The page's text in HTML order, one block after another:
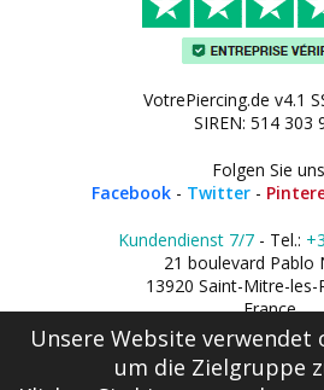
VotrePiercing.de v4.1
SIREN: 514 303
Folgen Sie
Facebook - Twitter -
Kundendienst 7/7- Tel.:
21 boulevard Pablo
13920 Saint-Mitre-les-
France
Unsere Website verwendet
um die Zielgruppe